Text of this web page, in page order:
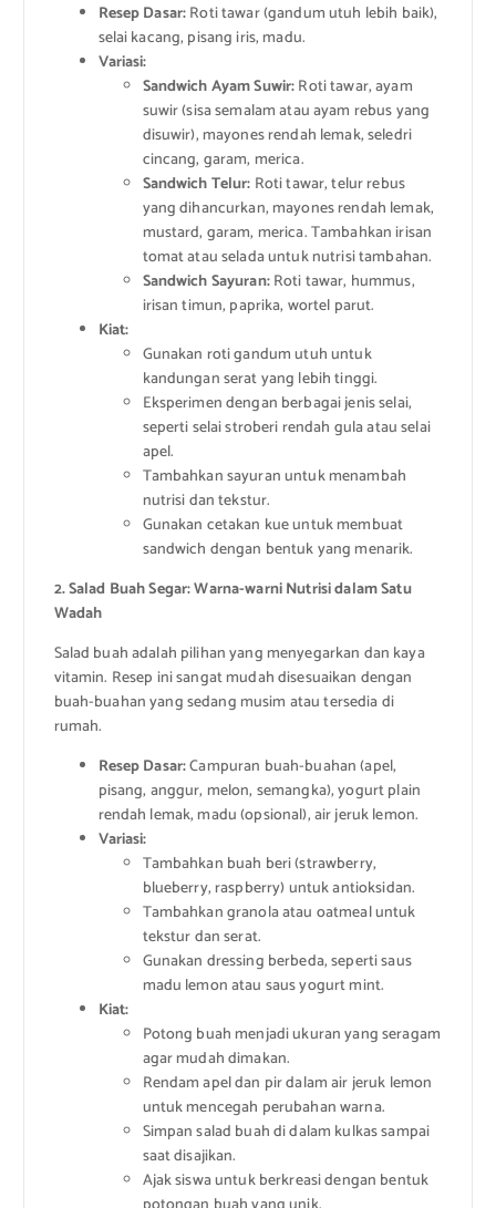
Resep Dasar:Roti tawar (gandum utuh lebih baik),
selai kacang, pisang iris, madu.
Variasi:
Sandwich Ayam Suwir:Roti tawar, ayam
suwir (sisa semalam atau ayam rebus yang
disuwir), mayones rendah lemak, seledri
cincang, garam, merica.
Sandwich Telur: Roti tawar, telur rebus
yang dihancurkan, mayones rendah lemak,
mustard, garam, merica. Tambahkan irisan
tomat atau selada untuk nutrisi tambahan.
Sandwich Sayuran:Roti tawar, hummus,
irisan timun, paprika, wortel parut.
Kiat:
Gunakan roti gandum utuh untuk
kandungan serat yang lebih tinggi.
Eksperimen dengan berbagai jenis selai,
seperti selai stroberi rendah gula atau selai
apel.
Tambahkan sayuran untuk menambah
nutrisi dan tekstur.
Gunakan cetakan kue untuk membuat
sandwich dengan bentuk yang menarik.
2. Salad Buah Segar: Warna-warni Nutrisi dalam Satu
Wadah
Salad buah adalah pilihan yang menyegarkan dan kaya
vitamin. Resep ini sangat mudah disesuaikan dengan
buah-buahan yang sedang musim atau tersedia di
rumah.
Resep Dasar:Campuran buah-buahan (apel,
pisang, anggur, melon, semangka), yogurt plain
rendah lemak, madu (opsional), air jeruk lemon.
Variasi:
Tambahkan buah beri (strawberry,
blueberry, raspberry) untuk antioksidan.
Tambahkan granola atau oatmeal untuk
tekstur dan serat.
Gunakan dressing berbeda, seperti saus
madu lemon atau saus yogurt mint.
Kiat:
Potong buah menjadi ukuran yang seragam
agar mudah dimakan.
Rendam apel dan pir dalam air jeruk lemon
untuk mencegah perubahan warna.
Simpan salad buah di dalam kulkas sampai
saat disajikan.
Ajak siswa untuk berkreasi dengan bentuk